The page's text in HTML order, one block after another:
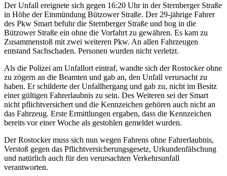
Der Unfall ereignete sich gegen 16:20 Uhr in der Sternberger Straße
in Höhe der Einmündung Bützower Straße. Der 29-jährige Fahrer
des Pkw Smart befuhr die Sternberger Straße und bog in die
Bützower Straße ein ohne die Vorfahrt zu gewähren. Es kam zu
Zusammenstoß mit zwei weiteren Pkw. An allen Fahrzeugen
entstand Sachschaden. Personen wurden nicht verletzt.
Als die Polizei am Unfallort eintraf, wandte sich der Rostocker ohne
zu zögern an die Beamten und gab an, den Unfall verursacht zu
haben. Er schilderte der Unfallhergang und gab zu, nicht im Besitz
einer gültigen Fahrerlaubnis zu sein. Des Weiteren sei der Smart
nicht pflichtversichert und die Kennzeichen gehören auch nicht an
das Fahrzeug. Erste Ermittlungen ergaben, dass die Kennzeichen
bereits vor einer Woche als gestohlen gemeldet wurden.
Der Rostocker muss sich nun wegen Fahrens ohne Fahrerlaubnis,
Verstoß gegen das Pflichtversicherungsgesetz, Urkundenfälschung
und natürlich auch für den verursachten Verkehrsunfall
verantworten.